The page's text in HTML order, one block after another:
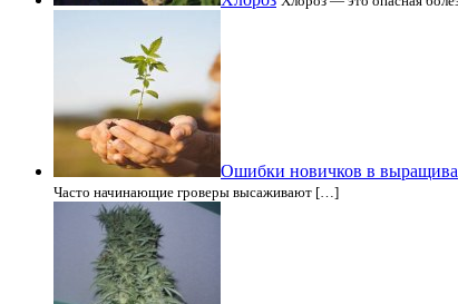
Ошибки новичков в
Часто начинающие гроверы высаживают […]